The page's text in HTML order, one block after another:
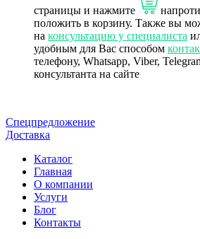
страницы и нажмите
положить в корзину. Также вы
на консультацию у специалиста
удобным для Вас способом
телефону, Whatsapp, Viber,
консультанта на сайте
Спецпредложение
Доставка
Каталог
Главная
О компании
Услуги
Блог
Контакты